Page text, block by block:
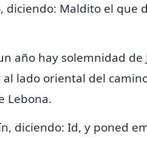
diciendo: Maldito el que
año hay solemnidad de
al lado oriental del
Lebona.
diciendo: Id, y poned